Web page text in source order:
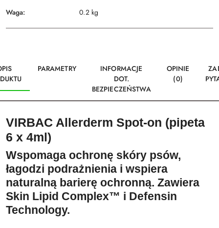
Waga: 0.2 kg
PARAMETRY
INFORMACJE
DOT.
BEZPIECZEŃSTWA
OPINIE
(0)
VIRBAC Allerderm Spot-on (pipeta
6 x 4ml)
Wspomaga ochronę skóry psów,
łagodzi podrażnienia i wspiera
naturalną barierę ochronną. Zawiera
Skin Lipid Complex™ i Defensin
Technology.